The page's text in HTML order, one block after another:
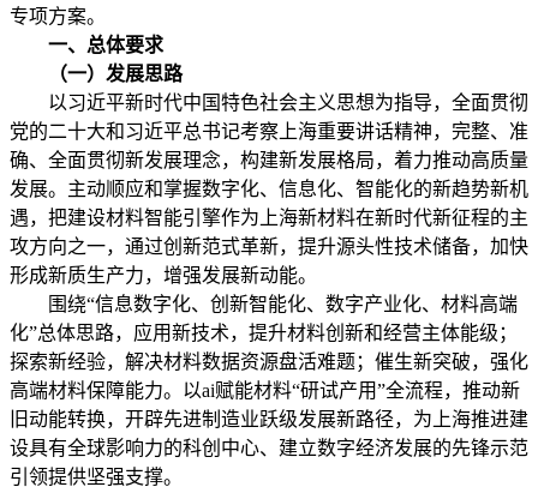
专项方案。
一、总体要求
（一）发展思路
以习近平新时代中国特色社会主义思想为指导，全面贯彻
党的二十大和习近平总书记考察上海重要讲话精神，完整、准
确、全面贯彻新发展理念，构建新发展格局，着力推动高质量
发展。主动顺应和掌握数字化、信息化、智能化的新趋势新机
遇，把建设材料智能引擎作为上海新材料在新时代新征程的主
攻方向之一，通过创新范式革新，提升源头性技术储备，加快
形成新质生产力，增强发展新动能。
围绕“信息数字化、创新智能化、数字产业化、材料高端
化”总体思路，应用新技术，提升材料创新和经营主体能级；
探索新经验，解决材料数据资源盘活难题；催生新突破，强化
高端材料保障能力。以ai赋能材料“研试产用”全流程，推动新
旧动能转换，开辟先进制造业跃级发展新路径，为上海推进建
设具有全球影响力的科创中心、建立数字经济发展的先锋示范
引领提供坚强支撑。